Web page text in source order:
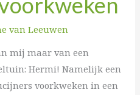
van Leeuwen
mij maar van een
Hermi! Namelijk een
voorkweken in een